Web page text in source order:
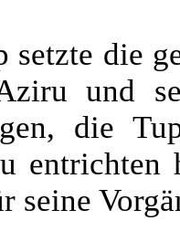
setzte die
und
die
entrichten
seine